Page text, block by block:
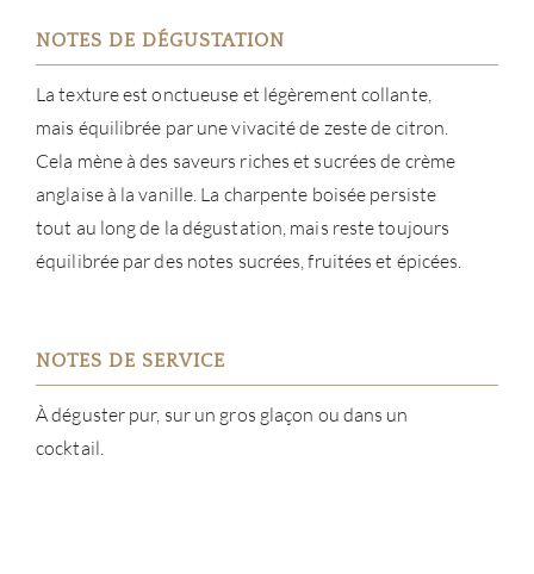
NOTES DE DÉGUSTATION
La texture est onctueuse et légèrement collante,
mais équilibrée par une vivacité de zeste de citron.
Cela mène à des saveurs riches et sucrées de crème
anglaise à la vanille. La charpente boisée persiste
tout au long de la dégustation, mais reste toujours
équilibrée par des notes sucrées, fruitées et épicées.
NOTES DE SERVICE
À déguster pur, sur un gros glaçon ou dans un
cocktail.